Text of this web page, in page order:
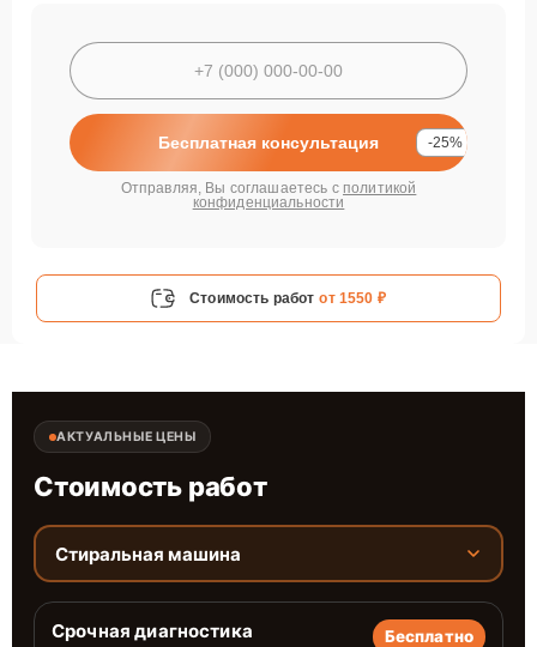
Бесплатная консультация -25%
Отправляя, Вы соглашаетесь с политикой
конфиденциальности
Стоимость работ от 1550 ₽
АКТУАЛЬНЫЕ ЦЕНЫ
Стоимость работ
Стиральная машина
Срочная диагностика Бесплатно